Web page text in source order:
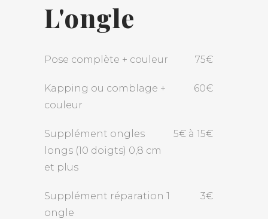
L'ongle
Pose complète + couleur 75€
Kapping ou comblage +
couleur
60€
Supplément ongles
longs (10 doigts) 0,8 cm
et plus
5€ à 15€
Supplément réparation 1
ongle
3€